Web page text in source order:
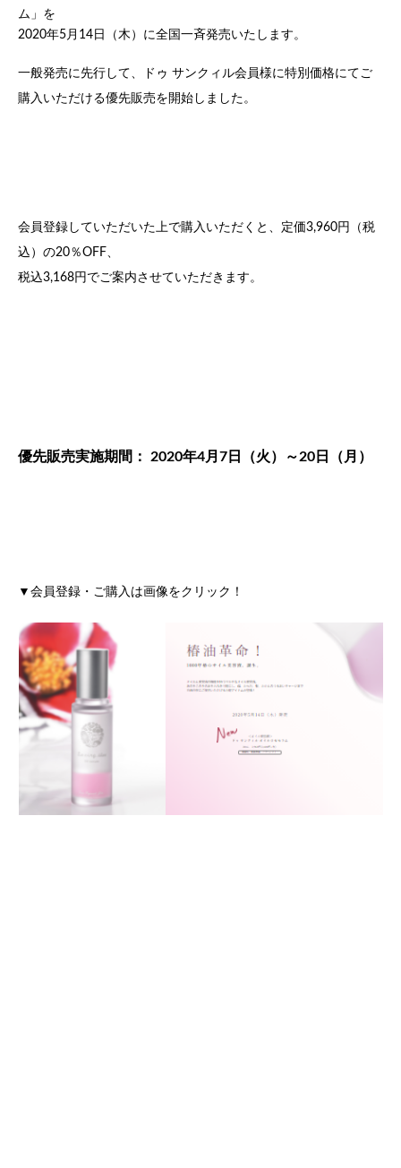
ム」を
2020年5月14日（木）に全国一斉発売いたします。
一般発売に先行して、ドゥ サンクィル会員様に特別価格にてご
購入いただける優先販売を開始しました。
会員登録していただいた上で購入いただくと、定価3,960円（税
込）の20％OFF、
税込3,168円でご案内させていただきます。
優先販売実施期間： 2020年4月7日（火）～20日（月）
▼会員登録・ご購入は画像をクリック！